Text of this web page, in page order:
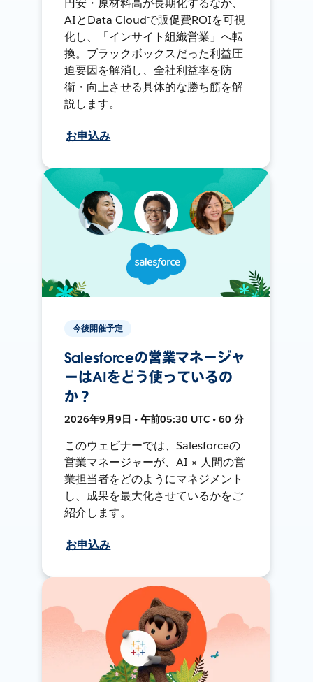
円安・原材料高が長期化するなか、
AIとData Cloudで販促費ROIを可視
化し、「インサイト組織営業」へ転
換。ブラックボックスだった利益圧
迫要因を解消し、全社利益率を防
衛・向上させる具体的な勝ち筋を解
説します。
お申込み
今後開催予定
Salesforceの営業マネージャ
ーはAIをどう使っているの
か？
2026年9月9日 • 午前05:30 UTC • 60 分
このウェビナーでは、Salesforceの
営業マネージャーが、AI × 人間の営
業担当者をどのようにマネジメント
し、成果を最大化させているかをご
紹介します。
お申込み